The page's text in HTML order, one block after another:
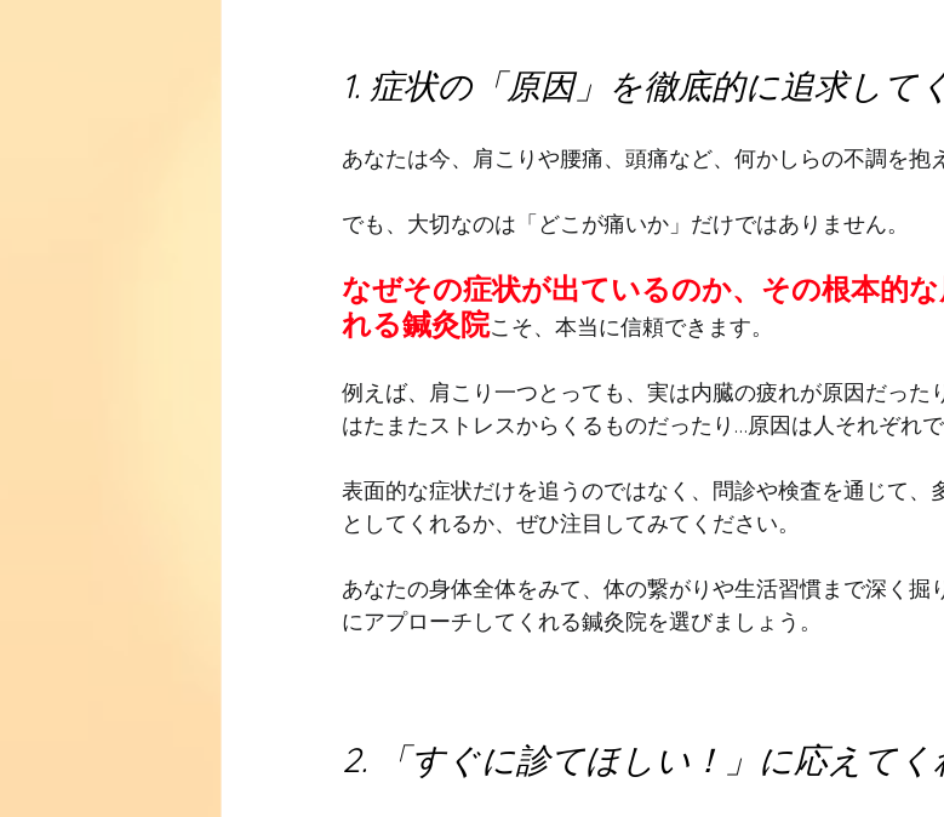
1. 症状の「原因」を徹底的に追求して
あなたは今、肩こりや腰痛、頭痛など、何かしらの不調を抱
でも、大切なのは「どこが痛いか」だけではありません。
なぜその症状が出ているのか、その根本的
れる鍼灸院こそ、本当に信頼できます。
例えば、肩こり一つとっても、実は内臓の疲れが原因だった
はたまたストレスからくるものだったり…原因は人それぞれで
表面的な症状だけを追うのではなく、問診や検査を通じて、
としてくれるか、ぜひ注目してみてください。
あなたの身体全体をみて、 体の繋がりや生活習慣まで深く掘
にアプローチしてくれる鍼灸院を選びましょう。
2. 「すぐに診てほしい！」に応えてく